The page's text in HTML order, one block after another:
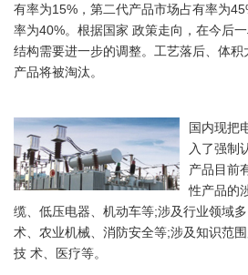
有率为15%，第二代产品市场占有率为
率为40%。根据国家 政策走向，在今后
结构需要进一步的调整。工艺落后、体
产品将被淘汰。
国内现把
入了强制
产品目前
性产品的
缆、低压电器、机动车等;涉及行业领域
术、农业机械、消防安全等;涉及知识范
技 术、医疗等。